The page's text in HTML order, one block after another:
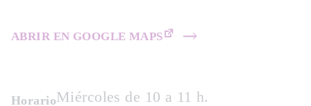
ABRIR EN GOOGLE MAPS
HorarioMiércoles de 10 a 11 h.